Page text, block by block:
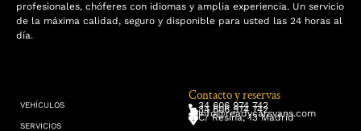
profesionales, chóferes con idiomas y amplia experiencia. Un servicio
de la máxima calidad, seguro y disponible para usted las 24 horas al
día.
VEHÍCULOS
SERVICIOS
Contacto y reservas
34 606 974 742
34 606 974 742
info@readycarsvans.com
C/ Resina, 13 Madrid